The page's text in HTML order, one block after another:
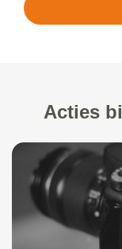
Acties